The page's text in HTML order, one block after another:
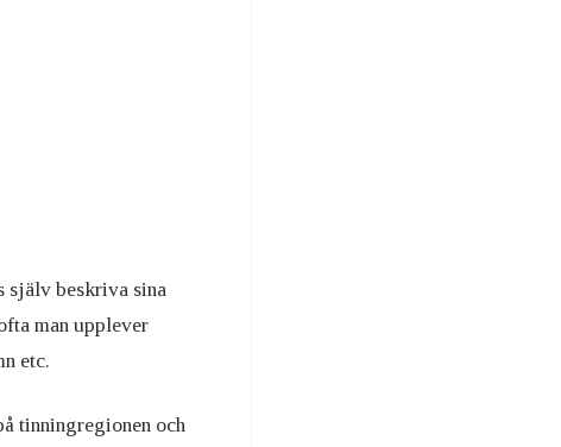
själv beskriva sina
man upplever
etc.
tinningregionen och